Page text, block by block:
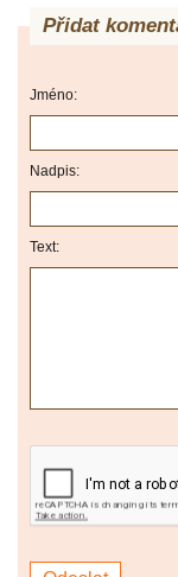
Přidat
Jméno:
Nadpis:
Text: